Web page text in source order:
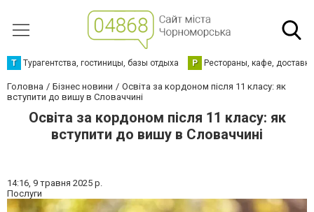
Т Турагентства, гостиницы, базы отдыха Р Рестораны, кафе,
Головна Бізнес новини
Освіта за кордоном після 11 класу: як
вступити до вишу в Словаччині
Освіта за кордоном після 11 класу: як
вступити до вишу в Словаччині
14:16, 9 травня 2025 р.
Послуги